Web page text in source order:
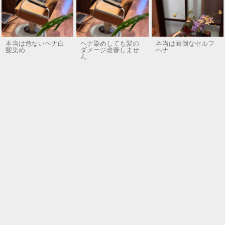
本当は危ないヘナ白
髪染め
ヘナ染めしても髪の
ダメージ改善しませ
ん
本当は面倒なセルフ
ヘナ